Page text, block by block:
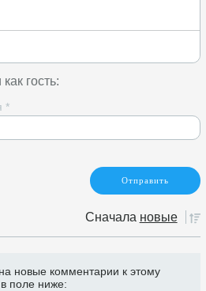
как гость:
*
Сначала новые
новые комментарии к этому
в поле ниже: